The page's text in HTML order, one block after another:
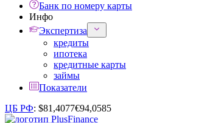
Банк по номеру карты
Инфо
Экспертиза
кредиты
ипотека
кредитные карты
займы
Показатели
ЦБ РФ: $81,4077€94,0585